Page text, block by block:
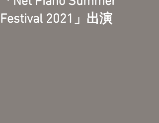
Festival 2021」出演